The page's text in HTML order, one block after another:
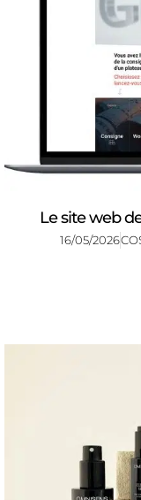
Le site web
16/05/2026